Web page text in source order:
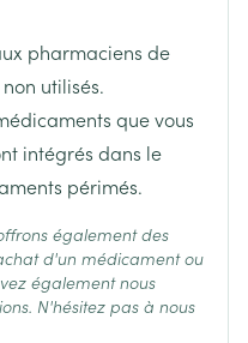
(15°C -
pharmaciens de
utilisés.
que vous
intégrés dans le
périmés.
également des
d'un médicament ou
également nous
N'hésitez pas à nous